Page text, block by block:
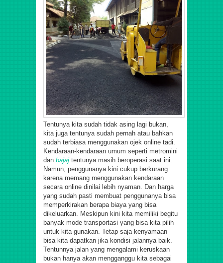
Tentunya kita sudah tidak asing lagi bukan,
kita juga tentunya sudah pernah atau bahkan
sudah terbiasa menggunakan ojek online tadi.
Kendaraan-kendaraan umum seperti metromini
dan bajaj tentunya masih beroperasi saat ini.
Namun, penggunanya kini cukup berkurang
karena memang menggunakan kendaraan
secara online dinilai lebih nyaman. Dan harga
yang sudah pasti membuat penggunanya bisa
memperkirakan berapa biaya yang bisa
dikeluarkan. Meskipun kini kita memiliki begitu
banyak mode transportasi yang bisa kita pilih
untuk kita gunakan. Tetap saja kenyamaan
bisa kita dapatkan jika kondisi jalannya baik.
Tentunnya jalan yang mengalami keruskaan
bukan hanya akan mengganggu kita sebagai